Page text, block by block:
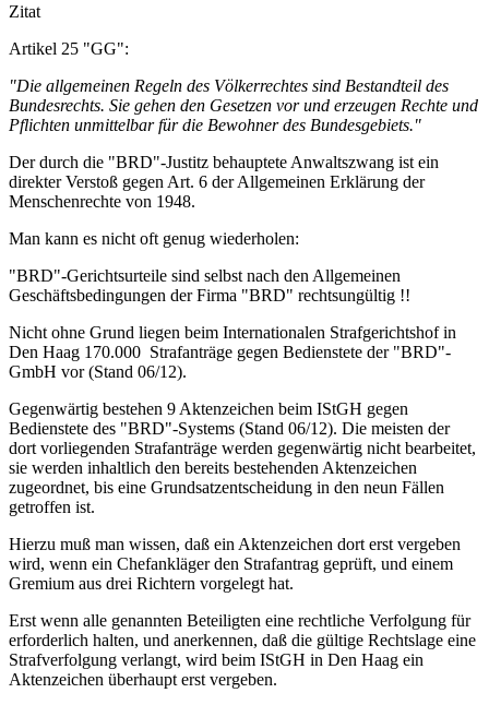
Zitat
Artikel 25 "GG":
"Die allgemeinen Regeln des Völkerrechtes sind Bestandteil des
Bundesrechts. Sie gehen den Gesetzen vor und erzeugen Rechte und
Pflichten unmittelbar für die Bewohner des Bundesgebiets."
Der durch die "BRD"-Justitz behauptete Anwaltszwang ist ein
direkter Verstoß gegen Art. 6 der Allgemeinen Erklärung der
Menschenrechte von 1948.
Man kann es nicht oft genug wiederholen:
"BRD"-Gerichtsurteile sind selbst nach den Allgemeinen
Geschäftsbedingungen der Firma "BRD" rechtsungültig !!
Nicht ohne Grund liegen beim Internationalen Strafgerichtshof in
Den Haag 170.000 Strafanträge gegen Bedienstete der "BRD"-
GmbH vor (Stand 06/12).
Gegenwärtig bestehen 9 Aktenzeichen beim IStGH gegen
Bedienstete des "BRD"-Systems (Stand 06/12). Die meisten der
dort vorliegenden Strafanträge werden gegenwärtig nicht bearbeitet,
sie werden inhaltlich den bereits bestehenden Aktenzeichen
zugeordnet, bis eine Grundsatzentscheidung in den neun Fällen
getroffen ist.
Hierzu muß man wissen, daß ein Aktenzeichen dort erst vergeben
wird, wenn ein Chefankläger den Strafantrag geprüft, und einem
Gremium aus drei Richtern vorgelegt hat.
Erst wenn alle genannten Beteiligten eine rechtliche Verfolgung für
erforderlich halten, und anerkennen, daß die gültige Rechtslage eine
Strafverfolgung verlangt, wird beim IStGH in Den Haag ein
Aktenzeichen überhaupt erst vergeben.